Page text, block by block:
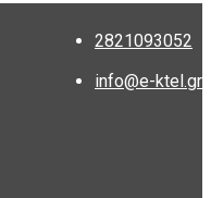
2821093052
info@e-ktel.gr